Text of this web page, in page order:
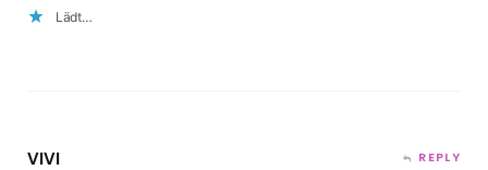
Lädt…
VIVI REPLY